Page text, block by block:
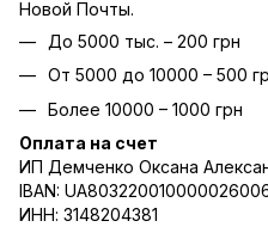
Новой Почты.
До 5000 тыс. – 200 грн
От 5000 до 10000 – 500
Более 10000 – 1000 грн
Оплата на счет
ИП Демченко Оксана
IBAN:
ИНН: 3148204381